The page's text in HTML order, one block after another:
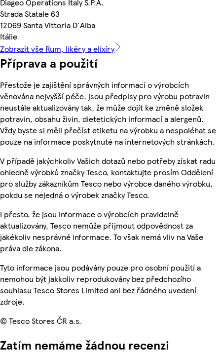
Strada Statale 63
12069 Santa Vittoria D'Alba
Itálie
Zobrazit vše Rum, likéry a elixíry
Příprava a použití
Přestože je zajištění správných informací o výrobcích
věnována nejvyšší péče, jsou předpisy pro výrobu potravin
neustále aktualizovány tak, že může dojít ke změně složek
potravin, obsahu živin, dietetických informací a alergenů.
Vždy byste si měli přečíst etiketu na výrobku a nespoléhat se
pouze na informace poskytnuté na internetových stránkách.
V případě jakýchkoliv Vašich dotazů nebo potřeby získat radu
ohledně výrobků značky Tesco, kontaktujte prosím Oddělení
pro služby zákazníkům Tesco nebo výrobce daného výrobku,
pokdu se nejedná o výrobek značky Tesco.
I přesto, že jsou informace o výrobcích pravidelně
aktualizovány, Tesco nemůže přijmout odpovědnost za
jakékoliv nesprávné informace. To však nemá vliv na Vaše
práva dle zákona.
Tyto informace jsou podávány pouze pro osobní použití a
nemohou být jakkoliv reprodukovány bez předchozího
souhlasu Tesco Stores Limited ani bez řádného uvedení
zdroje.
© Tesco Stores ČR a.s.
Zatím nemáme žádnou recenzi